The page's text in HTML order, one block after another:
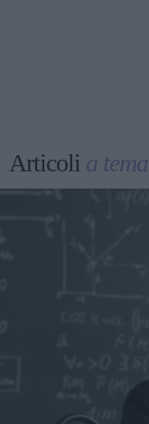
Articoli a tema